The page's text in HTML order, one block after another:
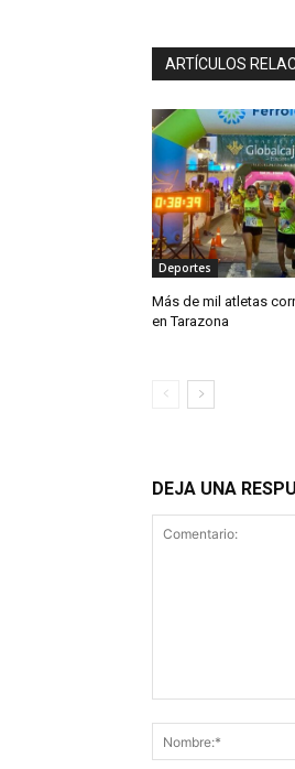
ARTÍCULOS
Deportes
Más de mil atletas
en Tarazona
DEJA UNA